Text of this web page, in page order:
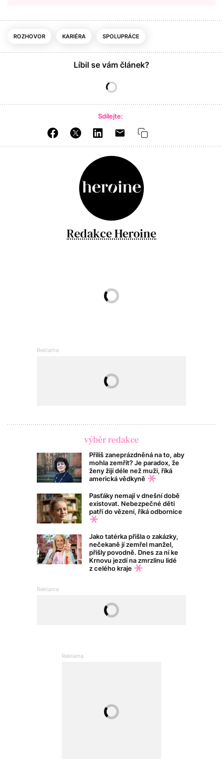
ROZHOVOR KARIÉRA SPOLUPRÁCE
Líbil se vám článek?
Sdílejte:
Redakce Heroine
výběr redakce
Příliš zaneprázdněná na to, aby
mohla zemřít? Je paradox, že
ženy žijí déle než muži, říká
americká vědkyně
Pasťáky nemají v dnešní době
existovat. Nebezpečné děti
patří do vězení, říká odbornice
Jako tatérka přišla o zakázky,
nečekaně jí zemřel manžel,
přišly povodně. Dnes za ní ke
Krnovu jezdí na zmrzlinu lidé
z celého kraje